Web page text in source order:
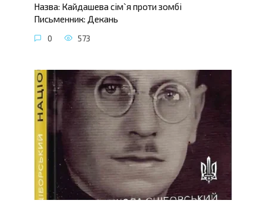
Назва: Кайдашева сім`я проти зомбі
Письменник: Декань
0 573